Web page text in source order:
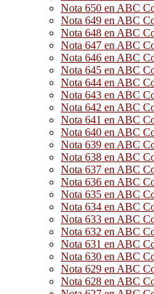
Nota 650 en ABC
Nota 649 en ABC
Nota 648 en ABC
Nota 647 en ABC
Nota 646 en ABC
Nota 645 en ABC
Nota 644 en ABC
Nota 643 en ABC
Nota 642 en ABC
Nota 641 en ABC
Nota 640 en ABC
Nota 639 en ABC
Nota 638 en ABC
Nota 637 en ABC
Nota 636 en ABC
Nota 635 en ABC
Nota 634 en ABC
Nota 633 en ABC
Nota 632 en ABC
Nota 631 en ABC
Nota 630 en ABC
Nota 629 en ABC
Nota 628 en ABC